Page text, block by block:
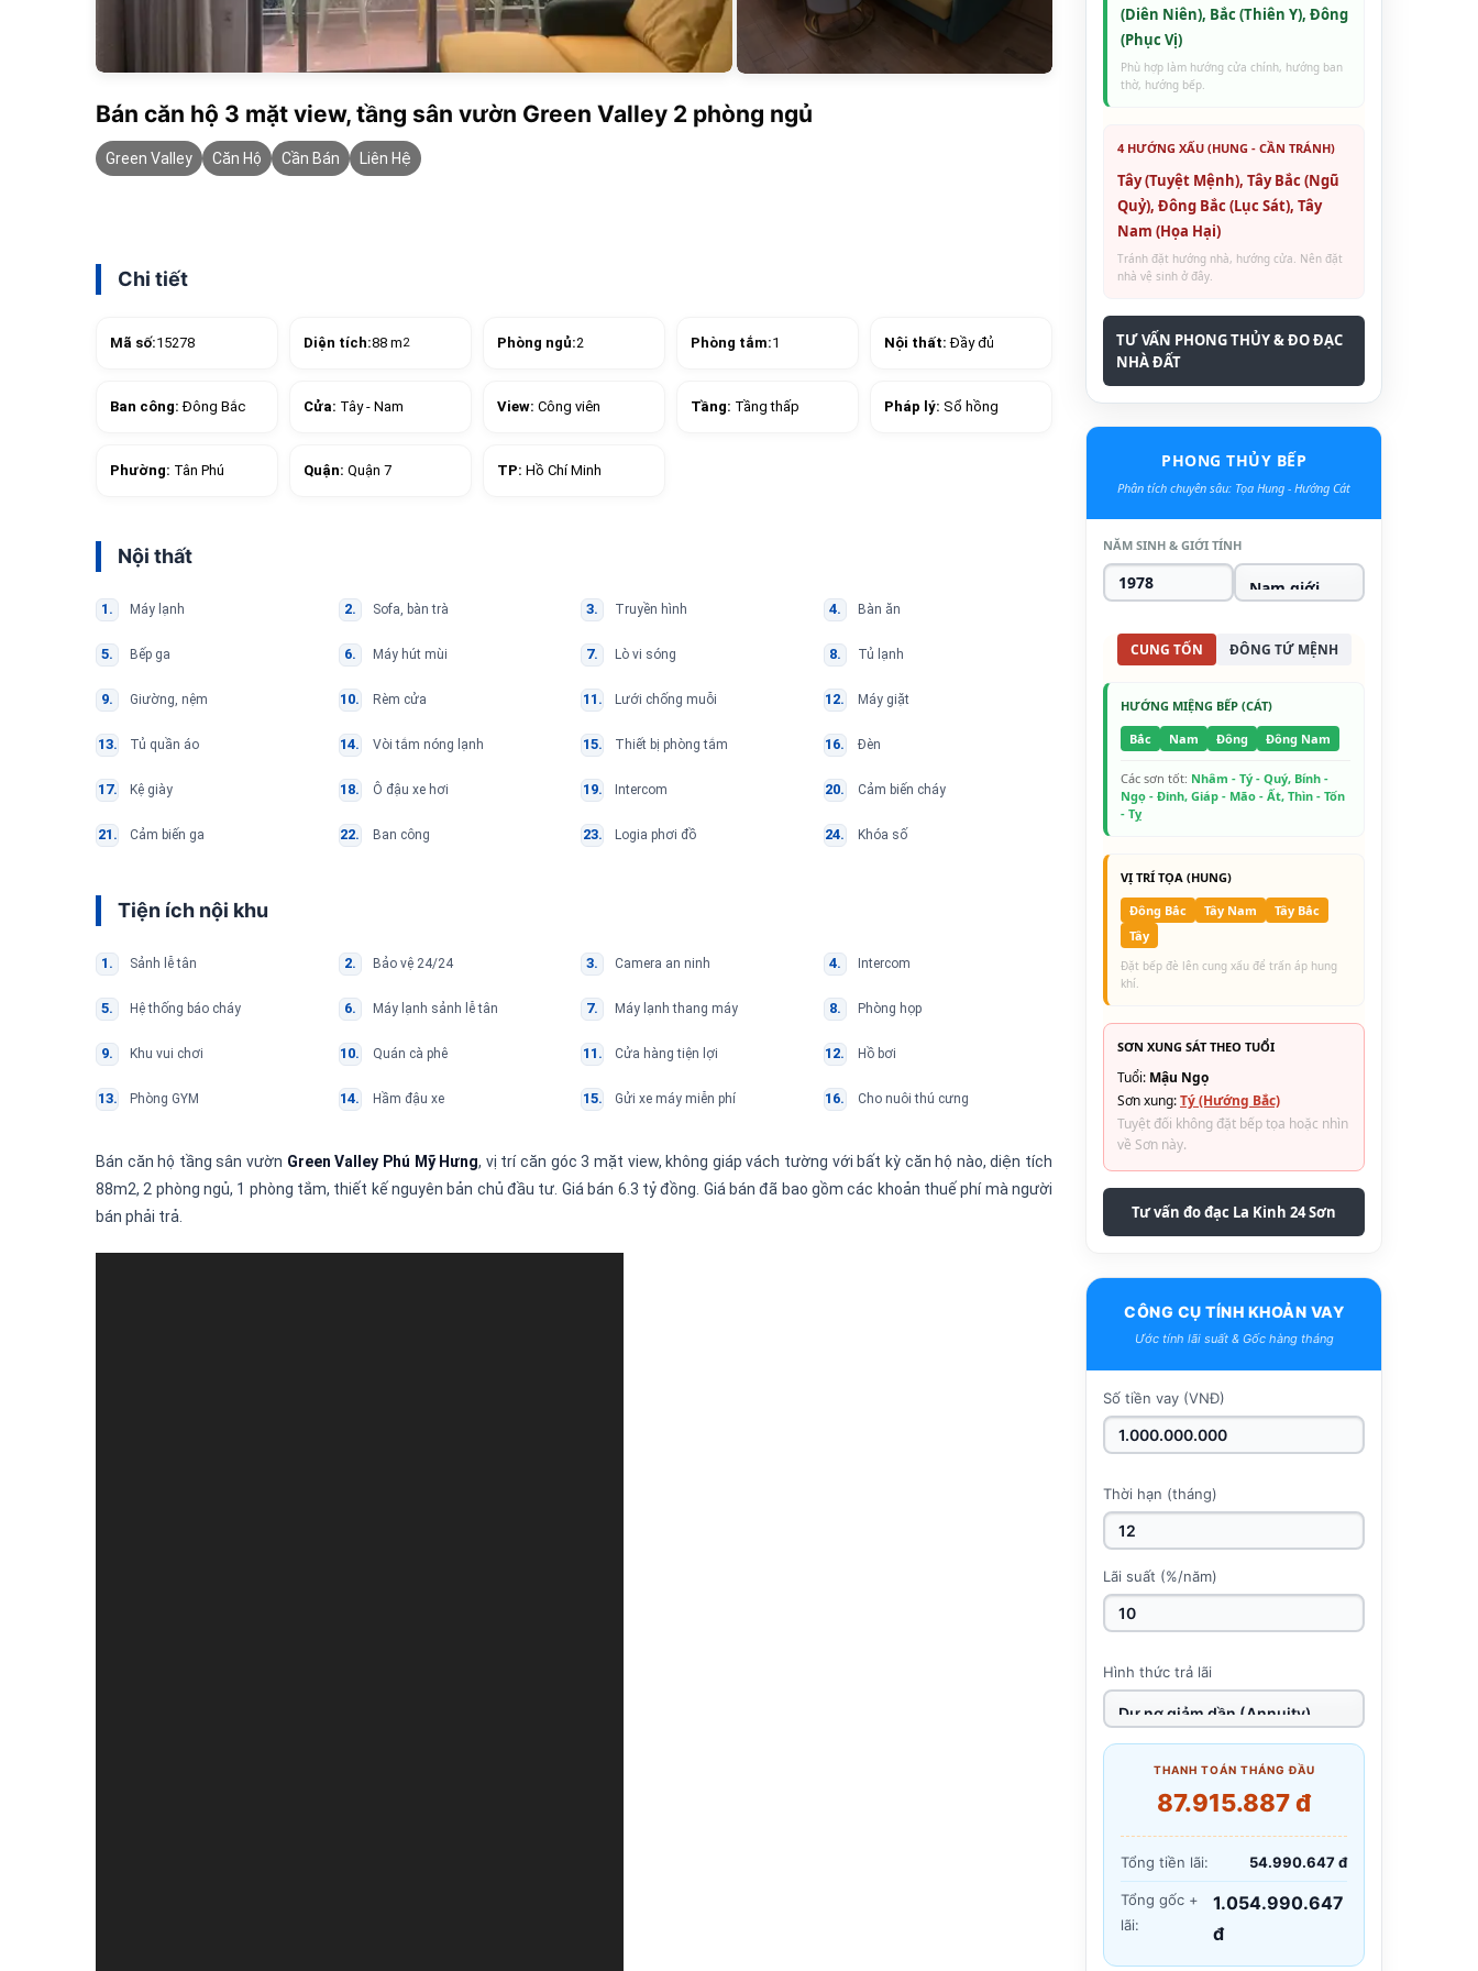
Bán căn hộ 3 mặt view, tầng sân vườn Green Valley 2 phòng ngủ
Green Valley Căn Hộ Cần Bán Liên Hệ
Chi tiết
Mã số:15278 Diện tích:88 m2 Phòng ngủ:2 Phòng tắm:1 Nội thất:Đầy đủ
Ban công:Đông Bắc Cửa: Tây - Nam View: Công viên Tầng: Tầng thấp Pháp lý: Sổ hồng
Phường: Tân Phú Quận: Quận 7 TP: Hồ Chí Minh
Nội thất
Máy lạnh Sofa, bàn trà Truyền hình Bàn ăn
Bếp ga Máy hút mùi Lò vi sóng Tủ lạnh
Giường, nệm Rèm cửa Lưới chống muỗi Máy giặt
Tủ quần áo Vòi tắm nóng lạnh Thiết bị phòng tắm Đèn
Kệ giày Ô đậu xe hơi Intercom Cảm biến cháy
Cảm biến ga Ban công Logia phơi đồ Khóa số
Tiện ích nội khu
Sảnh lễ tân Bảo vệ 24/24 Camera an ninh Intercom
Hệ thống báo cháy Máy lạnh sảnh lễ tân Máy lạnh thang máy Phòng họp
Khu vui chơi Quán cà phê Cửa hàng tiện lợi Hồ bơi
Phòng GYM Hầm đậu xe Gửi xe máy miễn phí Cho nuôi thú cưng
Bán căn hộ tầng sân vườn Green Valley Phú Mỹ Hưng, vị trí căn góc 3 mặt view, không giáp vách tường với bất kỳ căn hộ nào, diện tích
88m2, 2 phòng ngủ, 1 phòng tắm, thiết kế nguyên bản chủ đầu tư. Giá bán 6.3 tỷ đồng. Giá bán đã bao gồm các khoản thuế phí mà người
bán phải trả.
(Diên Niên), Bắc (Thiên Y), Đông
(Phục Vị)
Phù hợp làm hướng cửa chính, hướng ban
thờ, hướng bếp.
4 HƯỚNG XẤU (HUNG - CẦN TRÁNH)
Tây (Tuyệt Mệnh), Tây Bắc (Ngũ
Quỷ), Đông Bắc (Lục Sát), Tây
Nam (Họa Hại)
Tránh đặt hướng nhà, hướng cửa. Nên đặt
nhà vệ sinh ở đây.
TƯ VẤN PHONG THỦY & ĐO ĐẠC
NHÀ ĐẤT
PHONG THỦY BẾP
Phân tích chuyên sâu: Tọa Hung - Hướng Cát
NĂM SINH & GIỚI TÍNH
CUNG TỐN ĐÔNG TỨ MỆNH
HƯỚNG MIỆNG BẾP (CÁT)
Bắc
Nam Đông Đông Nam
Các sơn tốt: Nhâm - Tý - Quý, Bính -
Ngọ - Đinh, Giáp - Mão - Ất, Thìn - Tốn
- Tỵ
VỊ TRÍ TỌA (HUNG)
Đông Bắc
Tây Nam
Tây Bắc
Tây
Đặt bếp đè lên cung xấu để trấn áp hung
khí.
SƠN XUNG SÁT THEO TUỔI
Tuổi: Mậu Ngọ
Sơn xung:Tý (Hướng Bắc)
Tuyệt đối không đặt bếp tọa hoặc nhìn
về Sơn này.
Tư vấn đo đạc La Kinh 24 Sơn
CÔNG CỤ TÍNH KHOẢN VAY
Ước tính lãi suất & Gốc hàng tháng
Số tiền vay (VNĐ)
Thời hạn (tháng)
Lãi suất (%/năm)
Hình thức trả lãi
THANH TOÁN THÁNG ĐẦU
87.915.887 đ
Tổng tiền lãi: 54.990.647 đ
Tổng gốc +
lãi:
1.054.990.647
đ